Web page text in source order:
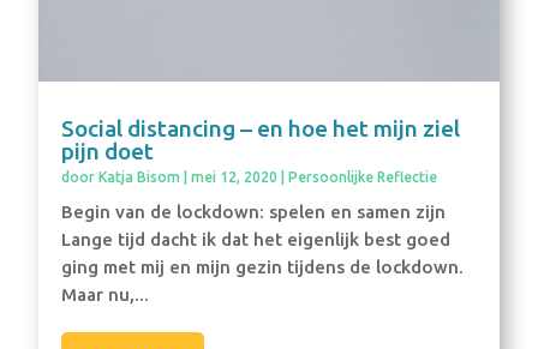
Social distancing – en hoe het mijn ziel
pijn doet
doorKatja Bisom |mei 12, 2020 |Persoonlijke Reflectie
Begin van de lockdown: spelen en samen zijn
Lange tijd dacht ik dat het eigenlijk best goed
ging met mij en mijn gezin tijdens de lockdown.
Maar nu,...